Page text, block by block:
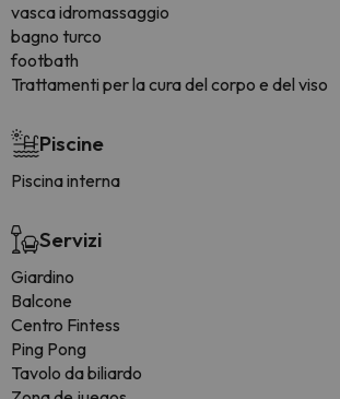
vasca idromassaggio
bagno turco
footbath
Trattamenti per la cura del corpo e del viso
Piscine
Piscina interna
Servizi
Giardino
Balcone
Centro Fintess
Ping Pong
Tavolo da biliardo